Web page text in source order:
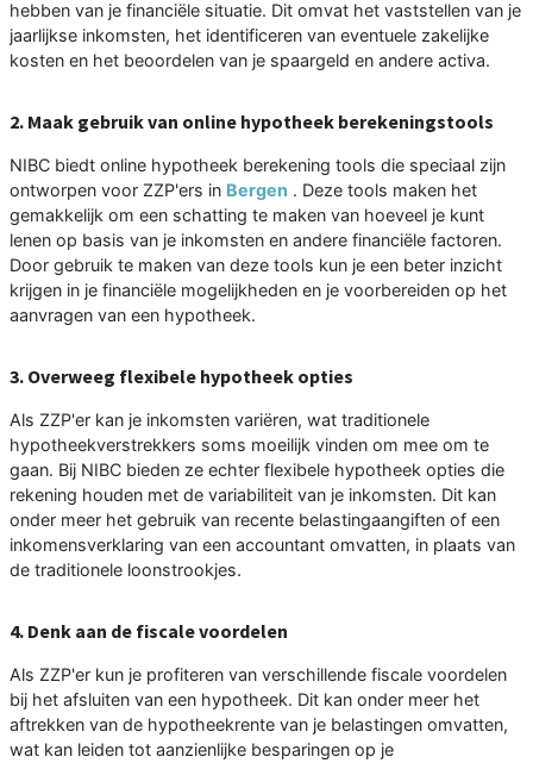
hebben van je financiële situatie. Dit omvat het vaststellen van je
jaarlijkse inkomsten, het identificeren van eventuele zakelijke
kosten en het beoordelen van je spaargeld en andere activa.
2. Maak gebruik van online hypotheek berekeningstools
NIBC biedt online hypotheek berekening tools die speciaal zijn
ontworpen voor ZZP'ers in Bergen . Deze tools maken het
gemakkelijk om een schatting te maken van hoeveel je kunt
lenen op basis van je inkomsten en andere financiële factoren.
Door gebruik te maken van deze tools kun je een beter inzicht
krijgen in je financiële mogelijkheden en je voorbereiden op het
aanvragen van een hypotheek.
3. Overweeg flexibele hypotheek opties
Als ZZP'er kan je inkomsten variëren, wat traditionele
hypotheekverstrekkers soms moeilijk vinden om mee om te
gaan. Bij NIBC bieden ze echter flexibele hypotheek opties die
rekening houden met de variabiliteit van je inkomsten. Dit kan
onder meer het gebruik van recente belastingaangiften of een
inkomensverklaring van een accountant omvatten, in plaats van
de traditionele loonstrookjes.
4. Denk aan de fiscale voordelen
Als ZZP'er kun je profiteren van verschillende fiscale voordelen
bij het afsluiten van een hypotheek. Dit kan onder meer het
aftrekken van de hypotheekrente van je belastingen omvatten,
wat kan leiden tot aanzienlijke besparingen op je